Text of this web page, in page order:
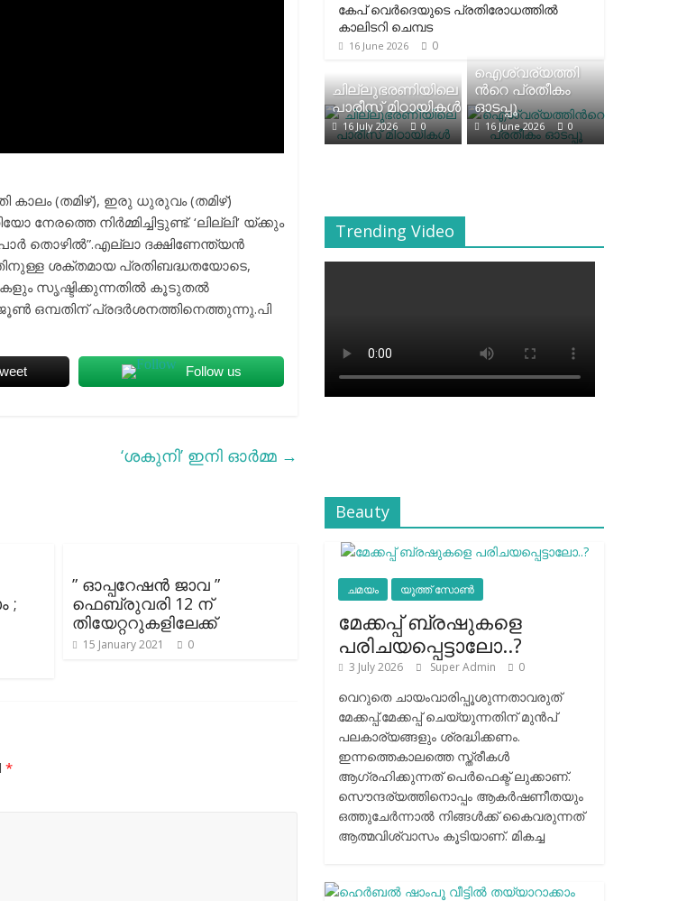
(തമിഴ്), ഇരു ധുരുവം (തമിഴ്)
നിർമ്മിച്ചിട്ടുണ്ട്. ‘ലില്ലി’ യ്ക്കും
തൊഴിൽ”.എല്ലാ ദക്ഷിണേന്ത്യൻ
ശക്തമായ പ്രതിബദ്ധതയോടെ,
സൃഷ്ടിക്കുന്നതിൽ കൂടുതൽ
ഒമ്പതിന് പ്രദർശനത്തിനെത്തുന്നു.പി
Follow us
‘ശകുനി’ ഇനി ഓര്‍മ്മ →
;
” ഓപ്പറേഷന്‍ ജാവ ”
ഫെബ്രുവരി 12 ന്
തിയേറ്ററുകളിലേക്ക്
15 January 2021 0
*
കേപ് വെര്‍ദെയുടെ പ്രതിരോധത്തില്‍
കാലിടറി ചെമ്പട
16 June 2026 0
ചില്ലുഭരണിയിലെ
പാരീസ് മിഠായികള്‍
16 July 2026 0
ഐശ്വര്യത്തി
ന്‍റെ പ്രതീകം
ഓടപ്പൂ
16 June 2026 0
Trending Video
Beauty
ചമയം യൂത്ത് സോൺ
മേക്കപ്പ് ബ്രഷുകളെ
പരിചയപ്പെട്ടാലോ..?
3 July 2026 Super Admin 0
വെറുതെ ചായംവാരിപ്പൂശുന്നതാവരുത്
മേക്കപ്പ്.മേക്കപ്പ് ചെയ്യുന്നതിന് മുന്‍പ്
പലകാര്യങ്ങളും ശ്രദ്ധിക്കണം.
ഇന്നത്തെകാലത്തെ സ്ത്രീകള്‍
ആഗ്രഹിക്കുന്നത് പെര്‍ഫെക്ട് ലുക്കാണ്.
സൌന്ദര്യത്തിനൊപ്പം ആകര്‍ഷണീതയും
ഒത്തുചേര്‍ന്നാല്‍ നിങ്ങള്‍ക്ക് കൈവരുന്നത്
ആത്മവിശ്വാസം കൂടിയാണ്. മികച്ച